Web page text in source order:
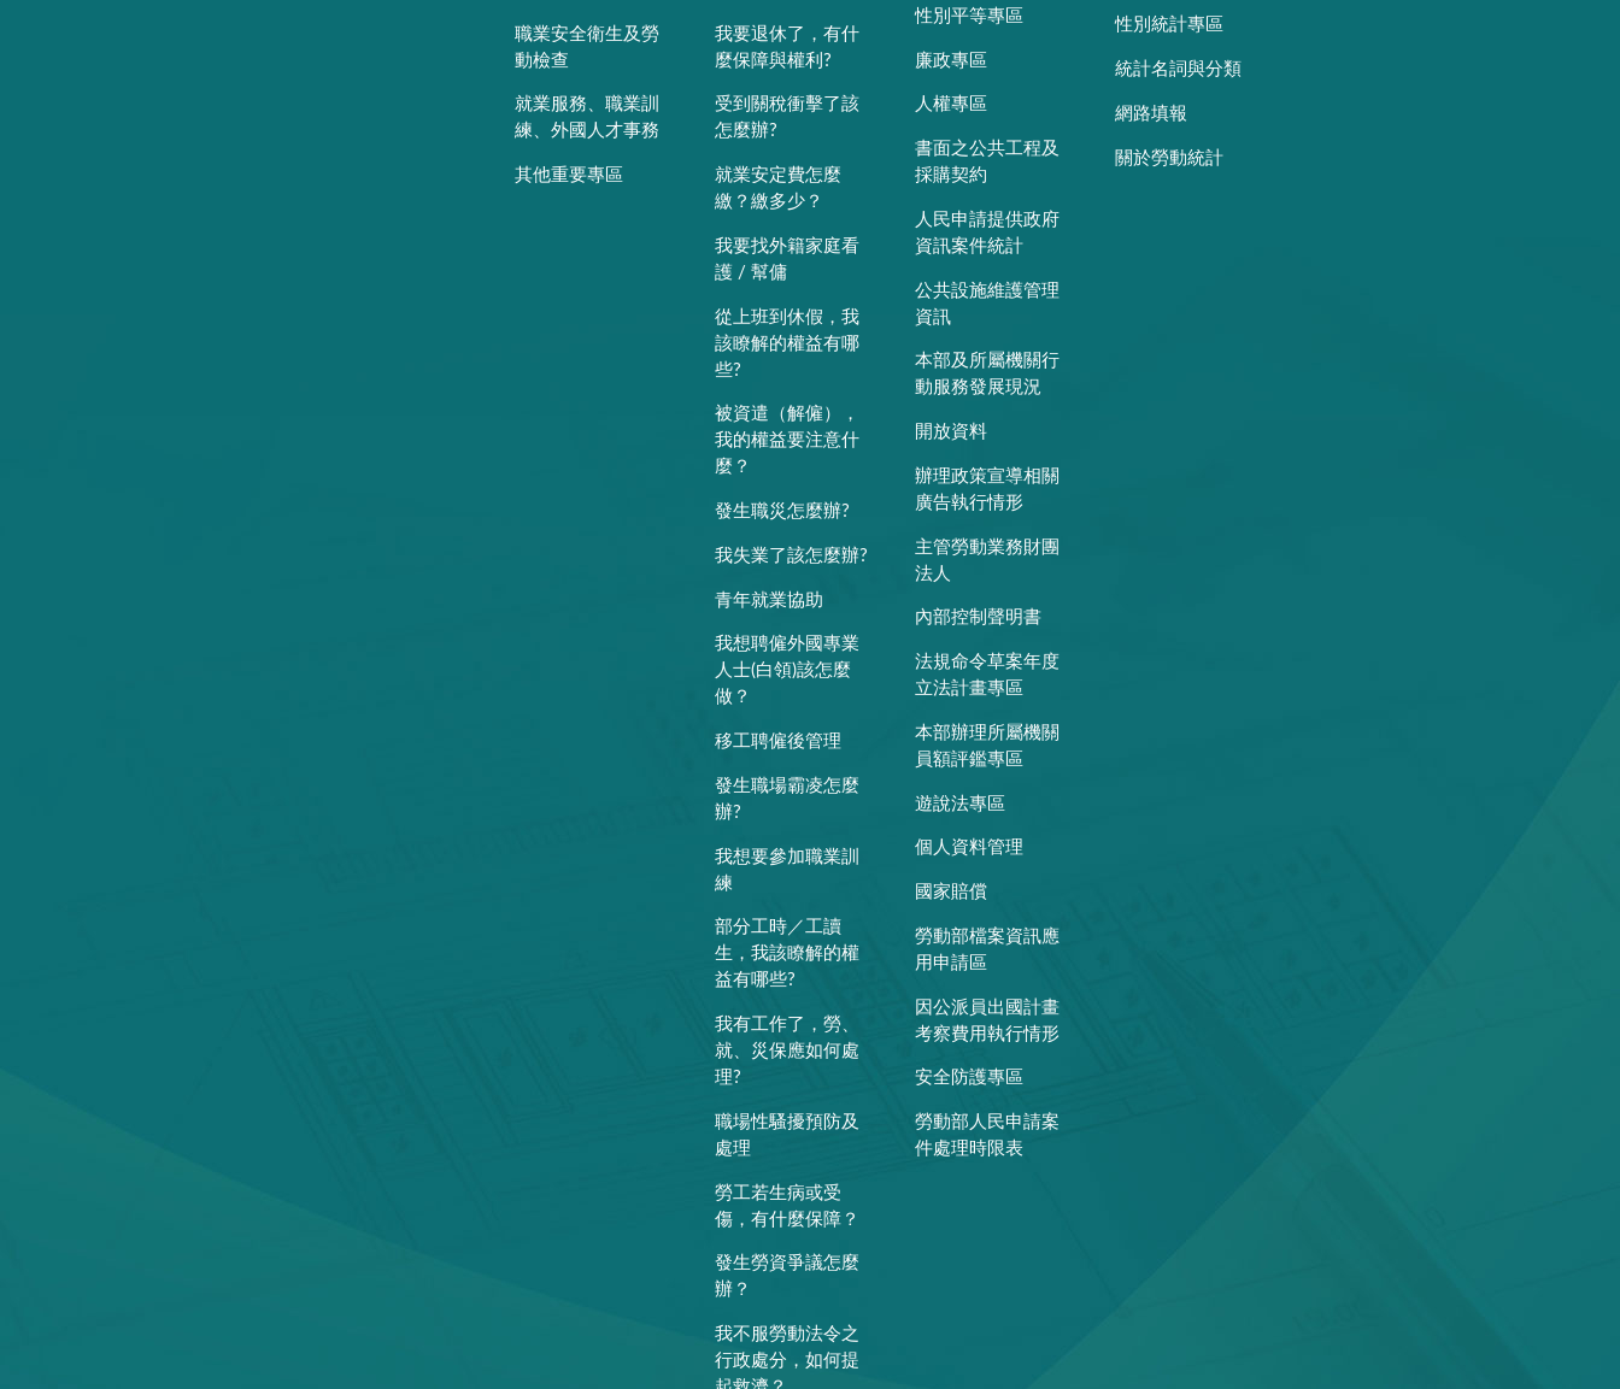
職業安全衛生及勞
動檢查
就業服務、職業訓
練、外國人才事務
其他重要專區
我要退休了，有什
麼保障與權利?
受到關稅衝擊了該
怎麼辦?
就業安定費怎麼
繳？繳多少？
我要找外籍家庭看
護 / 幫傭
從上班到休假，我
該瞭解的權益有哪
些?
被資遣（解僱），
我的權益要注意什
麼？
發生職災怎麼辦?
我失業了該怎麼辦?
青年就業協助
我想聘僱外國專業
人士(白領)該怎麼
做？
移工聘僱後管理
發生職場霸凌怎麼
辦?
我想要參加職業訓
練
部分工時／工讀
生，我該瞭解的權
益有哪些?
我有工作了，勞、
就、災保應如何處
理?
職場性騷擾預防及
處理
勞工若生病或受
傷，有什麼保障？
發生勞資爭議怎麼
辦？
我不服勞動法令之
行政處分，如何提
性別平等專區
廉政專區
人權專區
書面之公共工程及
採購契約
人民申請提供政府
資訊案件統計
公共設施維護管理
資訊
本部及所屬機關行
動服務發展現況
開放資料
辦理政策宣導相關
廣告執行情形
主管勞動業務財團
法人
內部控制聲明書
法規命令草案年度
立法計畫專區
本部辦理所屬機關
員額評鑑專區
遊說法專區
個人資料管理
國家賠償
勞動部檔案資訊應
用申請區
因公派員出國計畫
考察費用執行情形
安全防護專區
勞動部人民申請案
件處理時限表
性別統計專區
統計名詞與分類
網路填報
關於勞動統計